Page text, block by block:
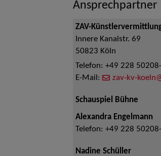
Ansprechpartner
ZAV-
Innere Kanalstr. 69
50823 Köln
Telefon: +49 228
E-Mail:
zav-kv-
Schauspiel Bühne
Alexandra Engelmann
Telefon: +49 228
Nadine Schüller